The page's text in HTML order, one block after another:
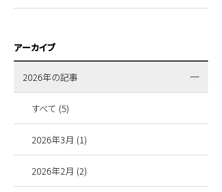
アーカイブ
2026年の記事
すべて (5)
2026年3月 (1)
2026年2月 (2)